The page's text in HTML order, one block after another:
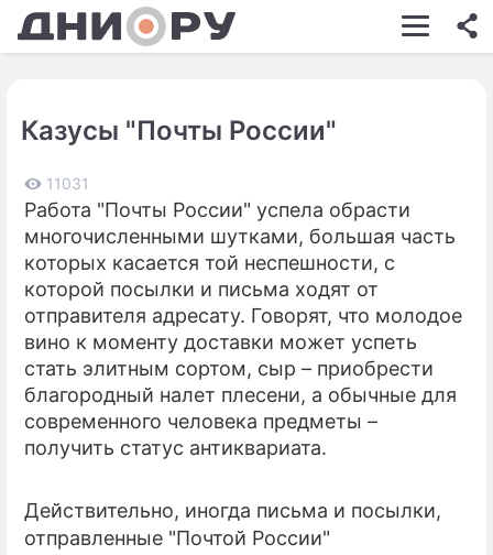
ШОУ-БИЗНЕС
КИНО
ЗДОРОВЬЕ
ЭКОНОМИКА
ПРОИСШЕСТВИЯ
СОННИК
СТИЛЬ ЖИЗНИ
СЕРИАЛЫ
ПРЕСС-РЕЛИЗЫ
Казусы "Почты России"
11031
Работа "Почты России" успела обрасти
многочисленными шутками, большая часть
которых касается той неспешности, с
которой посылки и письма ходят от
отправителя адресату. Говорят, что молодое
вино к моменту доставки может успеть
стать элитным сортом, сыр – приобрести
благородный налет плесени, а обычные для
современного человека предметы –
получить статус антиквариата.
Действительно, иногда письма и посылки,
отправленные "Почтой России"